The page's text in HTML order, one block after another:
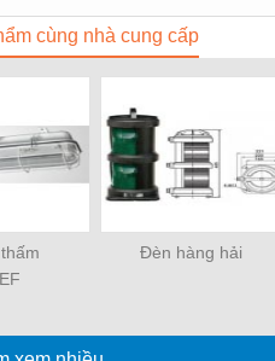
cùng nhà cung cấp
Đèn hàng hải